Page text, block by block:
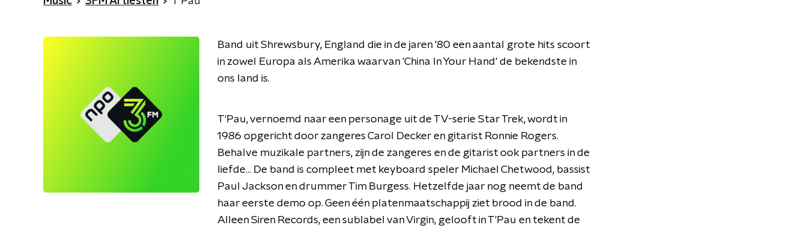
Band uit Shrewsbury, England die in de jaren '80 een aantal grote hits scoort
in zowel Europa als Amerika waarvan 'China In Your Hand' de bekendste in
ons land is.
T'Pau, vernoemd naar een personage uit de TV-serie Star Trek, wordt in
1986 opgericht door zangeres Carol Decker en gitarist Ronnie Rogers.
Behalve muzikale partners, zijn de zangeres en de gitarist ook partners in de
liefde... De band is compleet met keyboard speler Michael Chetwood, bassist
Paul Jackson en drummer Tim Burgess. Hetzelfde jaar nog neemt de band
haar eerste demo op. Geen één platenmaatschappij ziet brood in de band.
Alleen Siren Records, een sublabel van Virgin, gelooft in T'Pau en tekent de